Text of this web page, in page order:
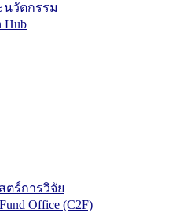
นวัตกรรม
Hub
ร์การวิจัย
Office (C2F)